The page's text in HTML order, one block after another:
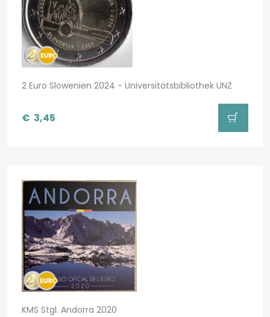
2 Euro Slowenien 2024 - Universitätsbibliothek UNZ
€ 3,45
KMS Stgl. Andorra 2020